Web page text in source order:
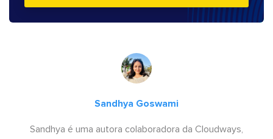
Sandhya Goswami
Sandhya é uma autora colaboradora da Cloudways,